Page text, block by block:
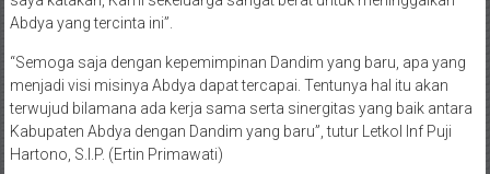
Abdya yang tercinta ini”.
“Semoga saja dengan kepemimpinan Dandim yang baru, apa yang
menjadi visi misinya Abdya dapat tercapai. Tentunya hal itu akan
terwujud bilamana ada kerja sama serta sinergitas yang baik antara
Kabupaten Abdya dengan Dandim yang baru”, tutur Letkol Inf Puji
Hartono, S.I.P. (Ertin Primawati)